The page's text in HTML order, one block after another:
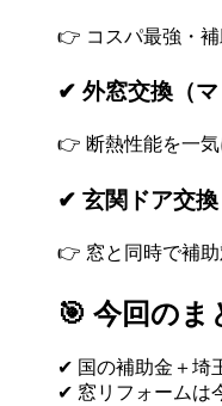
👉 コスパ最強・
✔ 外窓交換（マ
👉 断熱性能を一
✔ 玄関ドア交換
👉 窓と同時で補助
🎯 今回のま
✔ 国の補助金＋埼
✔ 窓リフォームは